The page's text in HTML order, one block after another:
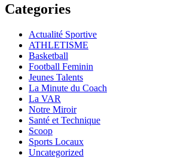
Categories
Actualité Sportive
ATHLETISME
Basketball
Football Feminin
Jeunes Talents
La Minute du Coach
La VAR
Notre Miroir
Santé et Technique
Scoop
Sports Locaux
Uncategorized